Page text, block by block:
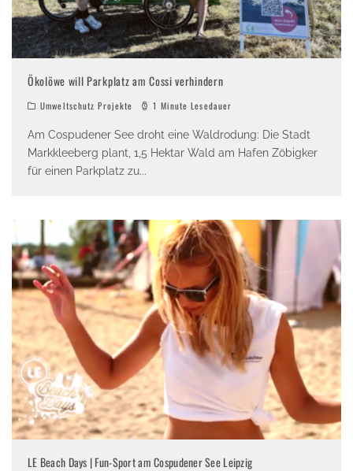
Ökolöwe will Parkplatz am Cossi verhindern
Umweltschutz Projekte 1 Minute Lesedauer
Am Cospudener See droht eine Waldrodung: Die Stadt
Markkleeberg plant, 1,5 Hektar Wald am Hafen Zöbigker
für einen Parkplatz zu...
LE Beach Days | Fun-Sport am Cospudener See Leipzig